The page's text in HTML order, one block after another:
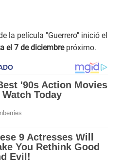
la película "Guerrero" inició el
el 7 de diciembrepróximo.